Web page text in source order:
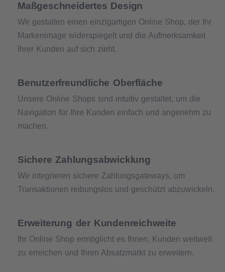
Maßgeschneidertes Design
Wir gestalten einen einzigartigen Online Shop, der Ihr
Markenimage widerspiegelt und die Aufmerksamkeit
Ihrer Kunden auf sich zieht.
Benutzerfreundliche Oberfläche
Unsere Online Shops sind intuitiv gestaltet, um die
Navigation für Ihre Kunden einfach und angenehm zu
machen.
Sichere Zahlungsabwicklung
Wir integrieren sichere Zahlungsgateways, um
Transaktionen reibungslos und geschützt abzuwickeln.
Erweiterung der Kundenreichweite
Ihr Online Shop ermöglicht es Ihnen, Kunden weltweit
zu erreichen und Ihren Absatzmarkt zu erweitern.